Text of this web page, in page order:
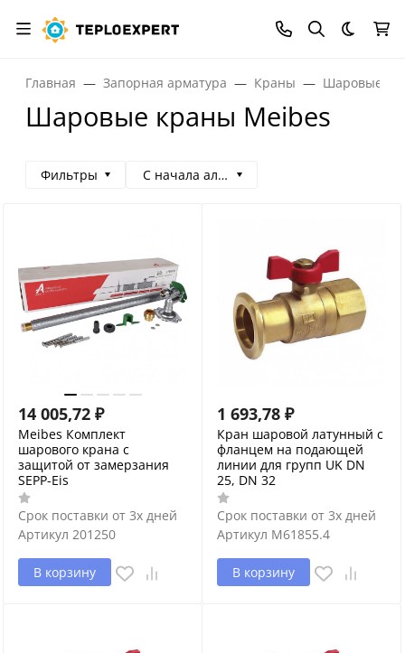
Темная
Главная Запорная арматура Краны Шаровые
Шаровые краны Meibes
Фильтры С начала алфавита
14 005,72 ₽
Meibes Комплект
шарового крана с
защитой от замерзания
SEPP-Eis
Срок поставки от 3х дней
Артикул 201250
В корзину
1 693,78 ₽
Кран шаровой латунный с
фланцем на подающей
линии для групп UK DN
25, DN 32
Срок поставки от 3х дней
Артикул M61855.4
В корзину